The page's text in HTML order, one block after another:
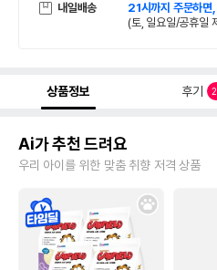
내일배송 21시까지 주문하면,
(토, 일요일/공휴일
상품정보 후기
Ai가 추천 드려요
우리 아이를 위한 맞춤 취향 저격 상품